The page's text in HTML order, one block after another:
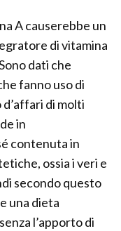
A causerebbe un
di vitamina
dati che
fanno uso di
di molti
in
contenuta in
ossia i veri e
secondo questo
una dieta
l’apporto di